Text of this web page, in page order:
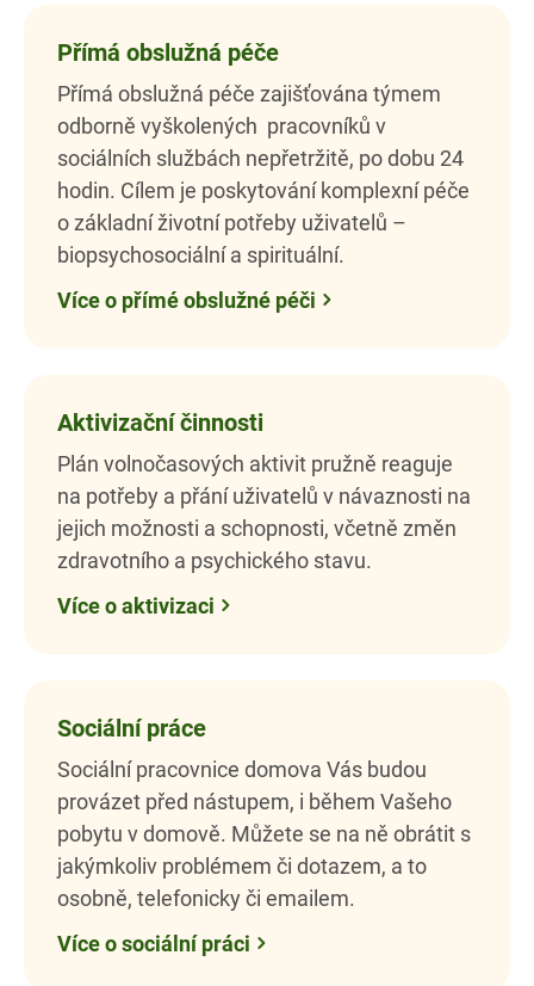
Přímá obslužná péče
Přímá obslužná péče zajišťována týmem
odborně vyškolených pracovníků v
sociálních službách nepřetržitě, po dobu 24
hodin. Cílem je poskytování komplexní péče
o základní životní potřeby uživatelů –
biopsychosociální a spirituální.
Více o přímé obslužné péči
Aktivizační činnosti
Plán volnočasových aktivit pružně reaguje
na potřeby a přání uživatelů v návaznosti na
jejich možnosti a schopnosti, včetně změn
zdravotního a psychického stavu.
Více o aktivizaci
Sociální práce
Sociální pracovnice domova Vás budou
provázet před nástupem, i během Vašeho
pobytu v domově. Můžete se na ně obrátit s
jakýmkoliv problémem či dotazem, a to
osobně, telefonicky či emailem.
Více o sociální práci